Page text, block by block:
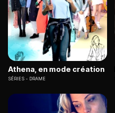
Athena, en mode création
SÉRIES DRAME